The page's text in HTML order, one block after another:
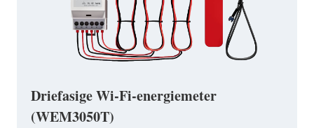
Driefasige Wi-Fi-energiemeter
(WEM3050T)